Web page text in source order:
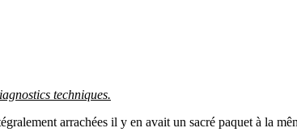
techniques.
arrachées il y en avait un sacré paquet à la